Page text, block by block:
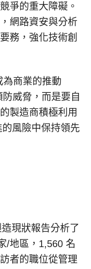
爭的重大障礙。
網路資安與分析
務，強化技術創
為商業的推動
威脅，而是要自
製造商積極利用
風險中保持領先
現狀報告分析了
/地區，1,560 名
者的職位從管理